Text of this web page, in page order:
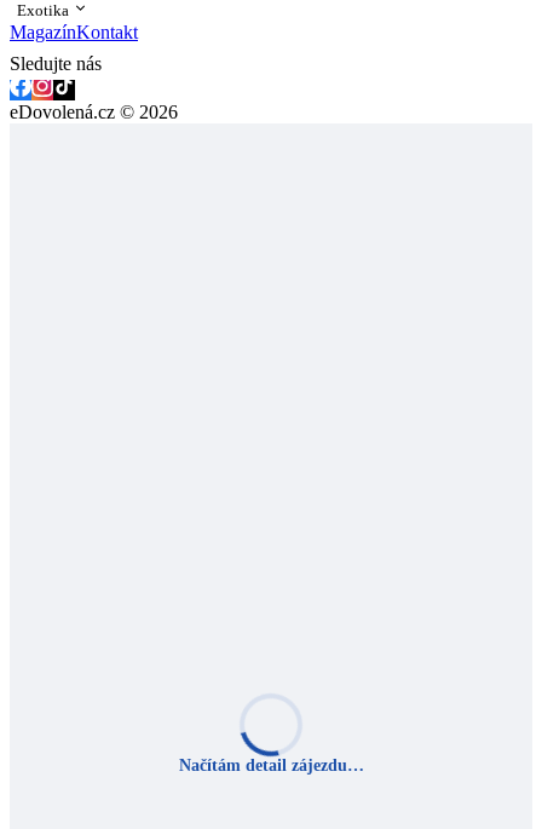
Exotika
MagazínKontakt
Sledujte nás
eDovolená.cz © 2026
Načítám detail zájezdu…